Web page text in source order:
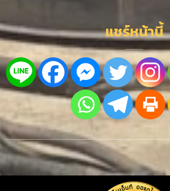
แชร์หน้านี้